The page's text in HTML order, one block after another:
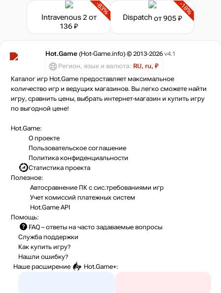
-83%
Intravenous 2 от
136 ₽
-18%
Dispatch от 905 ₽
Hot.Game (Hot-Game.info) © 2013-2026 v4.1
Регион, язык и валюта: RU, ru, ₽
Каталог игр Hot.Game предоставляет максимальное
количество игр и ведущих магазинов. Вы легко сможете найти
игру, сравнить цены, выбрать интернет-магазин и купить игру
по выгодной цене!
Hot.Game:
О проекте
Пользовательское соглашение
Политика конфиденциальности
Статистика проекта
Полезное:
Автосравнение ПК с сис.требованиями игр
Учет комиссий платежных систем
Hot.Game API
Помощь:
FAQ – ответы на часто задаваемые вопросы
Служба поддержки
Как купить игру?
Нашли ошибку?
Наше расширение
Hot.Game+: